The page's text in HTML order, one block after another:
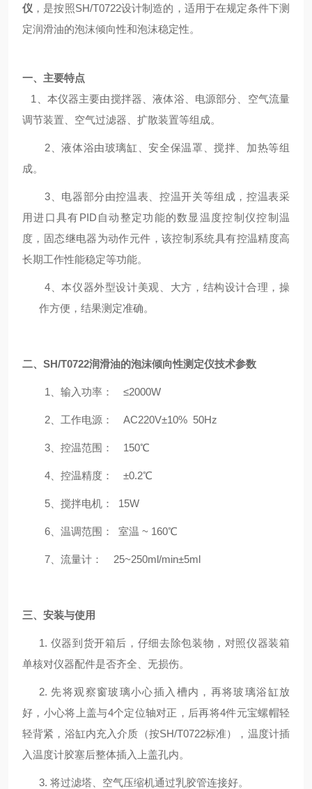
仪 ，是按照SH/T0722设计制造的，适用于在规定条件下测
定润滑油的泡沫倾向性和泡沫稳定性。
一、主要特点
1、本仪器主要由搅拌器、液体浴、电源部分、空气流量
调节装置、空气过滤器、扩散装置等组成。
2 、液体浴由玻璃缸、安全保温罩、搅拌、加热等组
成。
3 、电器部分由控温表、控温开关等组成，控温表采
用进口具有PID 自动整定功能的数显温度控制仪控制温
度，固态继电器为动作元件，该控制系统具有控温精度高
长期工作性能稳定等功能。
4 、本仪器外型设计美观、大方，结构设计合理，操
作方便，结果测定准确。
二、 SH/T0722润滑油的泡沫倾向性测定仪技术参数
1 、输入功率： ≤2000W
2 、工作电源： AC220V±10% 50Hz
3 、控温范围： 150℃
4 、控温精度： ±0.2℃
5 、搅拌电机： 15W
6 、温调范围： 室温 ~ 160℃
7 、流量计： 25~250ml/min±5ml
三、安装与使用
1. 仪器到货开箱后，仔细去除包装物，对照仪器装箱
单核对仪器配件是否齐全、无损伤。
2. 先将观察窗玻璃小心插入槽内，再将玻璃浴缸放
好，小心将上盖与4个定位轴对正，后再将4件元宝螺帽轻
轻背紧，浴缸内充入介质（按SH/T0722标准），温度计插
入温度计胶塞后整体插入上盖孔内。
3. 将过滤塔、空气压缩机通过乳胶管连接好。